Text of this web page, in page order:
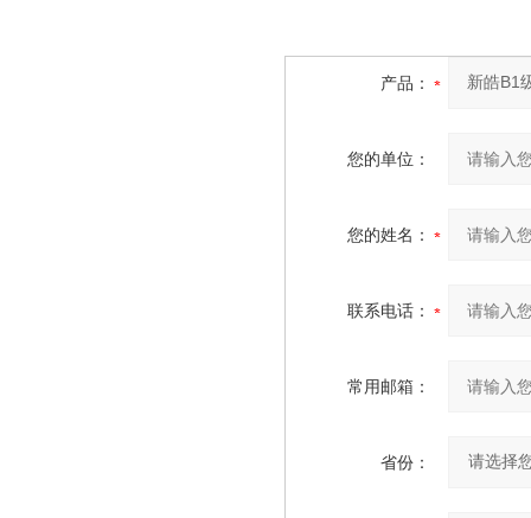
产品：
您的单位：
您的姓名：
联系电话：
常用邮箱：
省份：